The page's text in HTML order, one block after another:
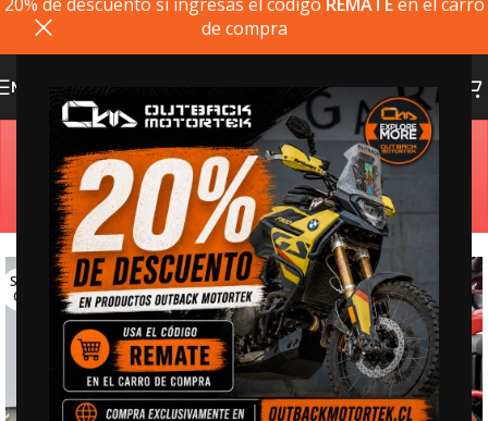
de compra
MENU
Estimado cliente, si el producto que busca no está
disponible, puede comprarlo directamente en
outbackmotortek.com
SOLD
OUT